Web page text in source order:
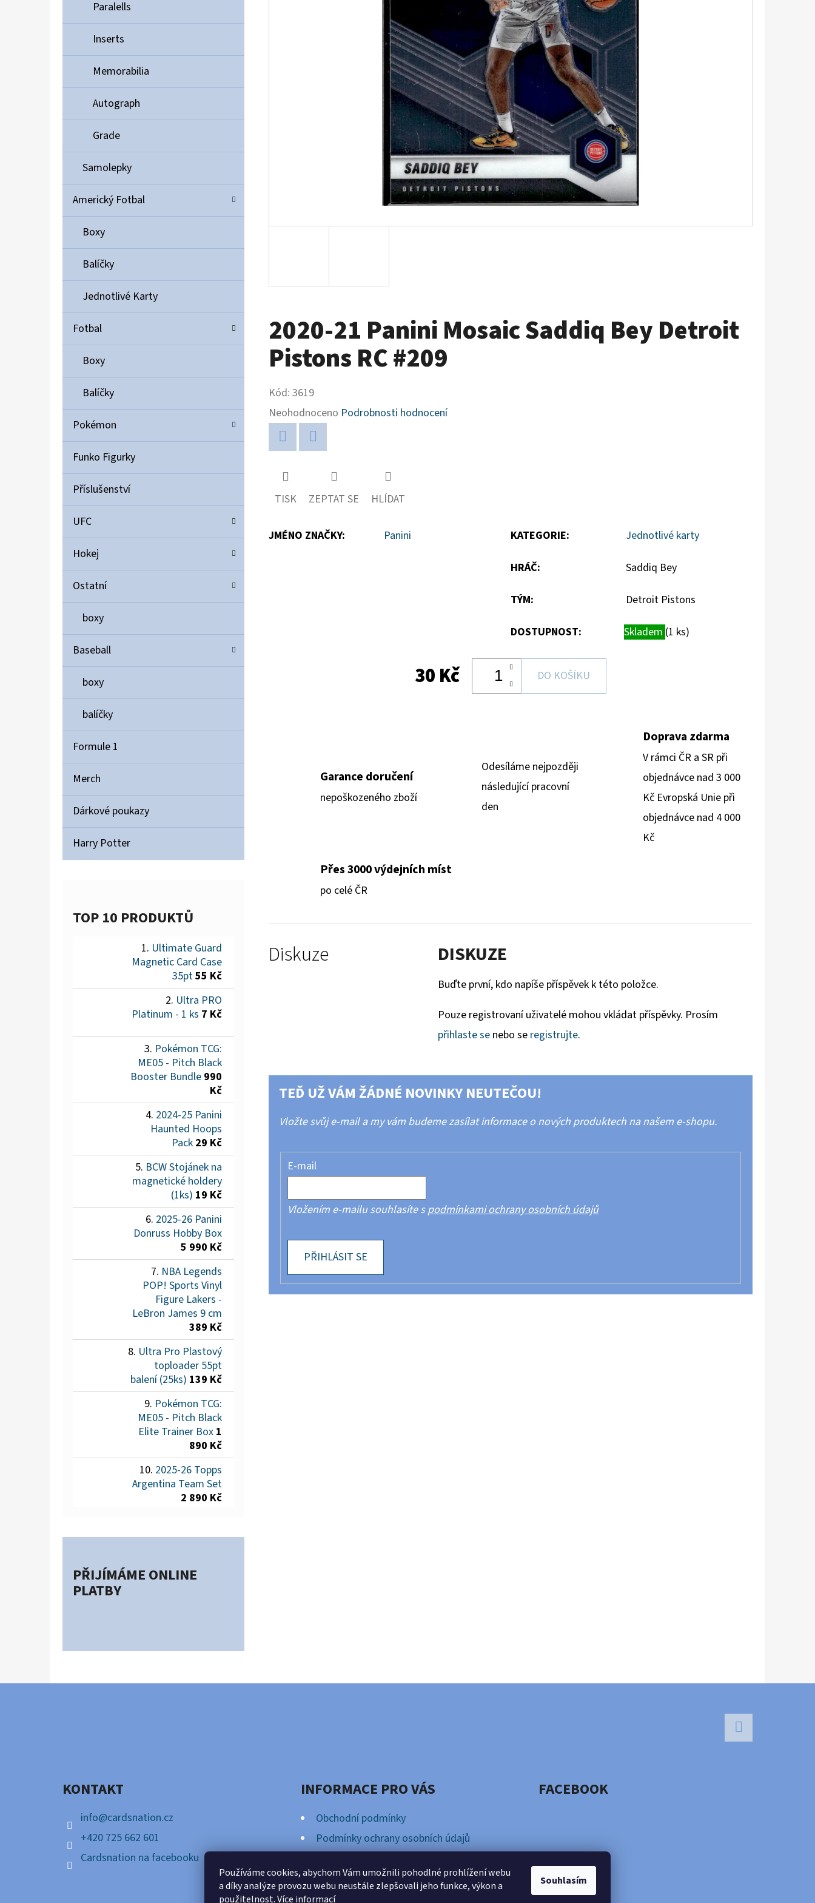
Používáme cookies, abychom Vám umožnili pohodlné prohlížení webu
a díky analýze provozu webu neustále zlepšovali jeho funkce, výkon a
použitelnost.Více informací
Souhlasím
Paralells
Inserts
Memorabilia
Autograph
Grade
Samolepky
Americký Fotbal
Boxy
Balíčky
Jednotlivé Karty
Fotbal
Boxy
Balíčky
Pokémon
Funko Figurky
Příslušenství
UFC
Hokej
Ostatní
boxy
Baseball
boxy
balíčky
Formule 1
Merch
Dárkové poukazy
Harry Potter
TOP 10 PRODUKTŮ
Ultimate Guard
Magnetic Card Case
35pt55 Kč
Ultra PRO
Platinum - 1 ks 7 Kč
Pokémon TCG:
ME05 - Pitch Black
Booster Bundle 990
Kč
2024-25 Panini
Haunted Hoops
Pack 29 Kč
BCW Stojánek na
magnetické holdery
(1ks) 19 Kč
2025-26 Panini
Donruss Hobby Box
5 990 Kč
NBA Legends
POP! Sports Vinyl
Figure Lakers -
LeBron James 9 cm
389 Kč
Ultra Pro Plastový
toploader 55pt
balení (25ks) 139 Kč
Pokémon TCG:
ME05 - Pitch Black
Elite Trainer Box 1
890 Kč
2025-26 Topps
Argentina Team Set
2 890 Kč
PŘIJÍMÁME ONLINE
PLATBY
2020-21 Panini Mosaic Saddiq Bey Detroit
Pistons RC #209
Kód: 3619
Průměrné
hodnocení
produktu
0,0
5
Neohodnoceno Podrobnosti hodnocení
TISK ZEPTAT SE HLÍDAT
JMÉNO ZNAČKY: Panini KATEGORIE: Jednotlivé karty
HRÁČ: Saddiq Bey
TÝM: Detroit Pistons
DOSTUPNOST: Skladem (1 ks)
30 Kč DO KOŠÍKU
Garance doručení
nepoškozeného zboží
Odesíláme nejpozději
následující pracovní
den
Doprava zdarma
V rámci ČR a SR při
objednávce nad 3 000
Kč Evropská Unie při
objednávce nad 4 000
Kč
Přes 3000 výdejních míst
po celé ČR
Diskuze DISKUZE
Buďte první, kdo napíše příspěvek k této položce.
Pouze registrovaní uživatelé mohou vkládat příspěvky. Prosím
přihlaste se nebo se registrujte.
TEĎ UŽ VÁM ŽÁDNÉ NOVINKY NEUTEČOU!
Vložte svůj e-mail a my vám budeme zasílat informace o nových produktech na našem e-shopu.
E-mail
Vložením e-mailu souhlasíte spodmínkami ochrany osobních údajů
PŘIHLÁSIT SE
ULTIMATE GUARD MAGNETIC CARD CASE 35PT
POKÉMON TCG: ME05 - PITCH BLACK
BOOSTER BUNDLE
990 Kč
KONTAKT
info@cardsnation.cz
+420 725 662 601
Cardsnation na facebooku
INFORMACE PRO VÁS
Obchodní podmínky
Podmínky ochrany osobních údajů
FACEBOOK